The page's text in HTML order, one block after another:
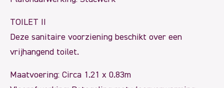
TOILET II
Deze sanitaire voorziening beschikt over een
vrijhangend toilet.
Maatvoering: Circa 1.21 x 0.83m